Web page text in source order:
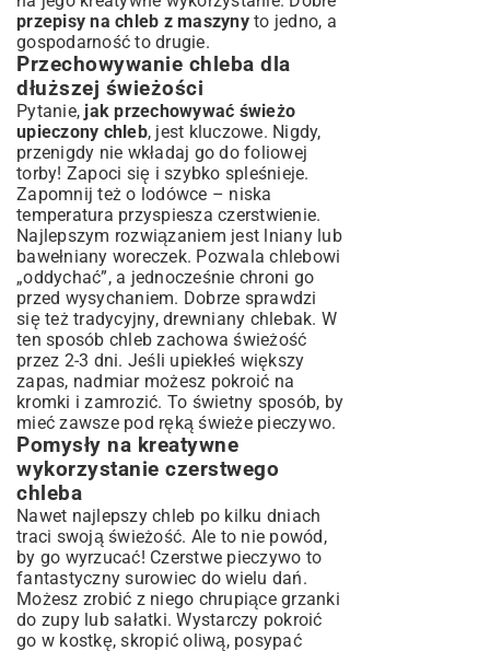
przepisy na chleb z maszynyto jedno, a
gospodarność to drugie.
Przechowywanie chleba dla
dłuższej świeżości
Pytanie, jak przechowywać świeżo
upieczony chleb, jest kluczowe. Nigdy,
przenigdy nie wkładaj go do foliowej
torby! Zapoci się i szybko spleśnieje.
Zapomnij też o lodówce – niska
temperatura przyspiesza czerstwienie.
Najlepszym rozwiązaniem jest lniany lub
bawełniany woreczek. Pozwala chlebowi
„oddychać”, a jednocześnie chroni go
przed wysychaniem. Dobrze sprawdzi
się też tradycyjny, drewniany chlebak. W
ten sposób chleb zachowa świeżość
przez 2-3 dni. Jeśli upiekłeś większy
zapas, nadmiar możesz pokroić na
kromki i zamrozić. To świetny sposób, by
mieć zawsze pod ręką świeże pieczywo.
Pomysły na kreatywne
wykorzystanie czerstwego
chleba
Nawet najlepszy chleb po kilku dniach
traci swoją świeżość. Ale to nie powód,
by go wyrzucać! Czerstwe pieczywo to
fantastyczny surowiec do wielu dań.
Możesz zrobić z niego chrupiące grzanki
do zupy lub sałatki. Wystarczy pokroić
go w kostkę, skropić oliwą, posypać